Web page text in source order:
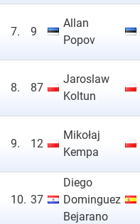
7. 9
Allan
Popov
8. 87
Jaroslaw
Koltun
9. 12
Mikołaj
Kempa
10. 37
Diego
Dominguez
Bejarano